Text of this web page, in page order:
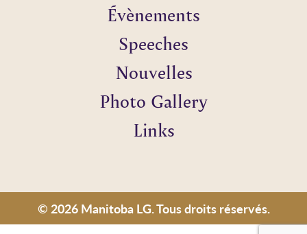
Évènements
Speeches
Nouvelles
Photo Gallery
Links
© 2026 Manitoba LG. Tous droits réservés.